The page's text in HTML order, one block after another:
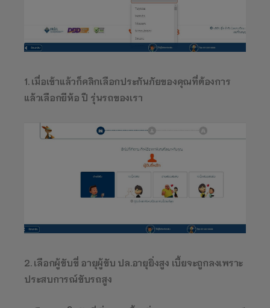
1. เมื่อเข้าแล้วก็คลิกเลือกประกันภัยของคุณที่ต้องการ
แล้วเลือกยีห้อ ปี รุ่นรถของเรา
2. เลือกผู้ขับขี่ อายุผู้ขับ ปล.อายุยิ่งสูง เบี้ยจะถูกลงเพราะ
ประสบการณ์ขับรถสูง